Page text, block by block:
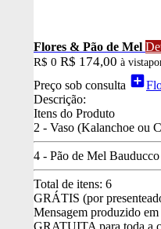
Flores & Pão de Mel
R$ 0 R$ 174,00 à vista
Preço sob consulta add_box
Descrição:
Itens do Produto
2 - Vaso (Kalanchoe ou
4 - Pão de Mel
Total de itens: 6
GRÁTIS (por
Mensagem produzido
GRATUITA para toda a